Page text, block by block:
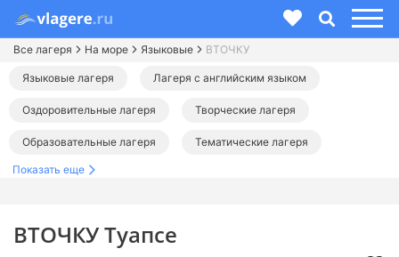
Все лагеря На море Языковые ВТОЧКУ
ВТОЧКУ Туапсе
Языковые лагеря Лагеря с английским языком
Оздоровительные лагеря Творческие лагеря
Образовательные лагеря Тематические лагеря
Лагеря в Краснодарском крае
Языковые лагеря в Краснодарском крае
Показать еще